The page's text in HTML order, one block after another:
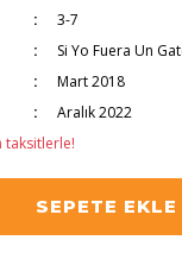
3-7
Si Yo Fuera Un
Mart 2018
Aralık 2022
taksitlerle!
SEPETE EKLE